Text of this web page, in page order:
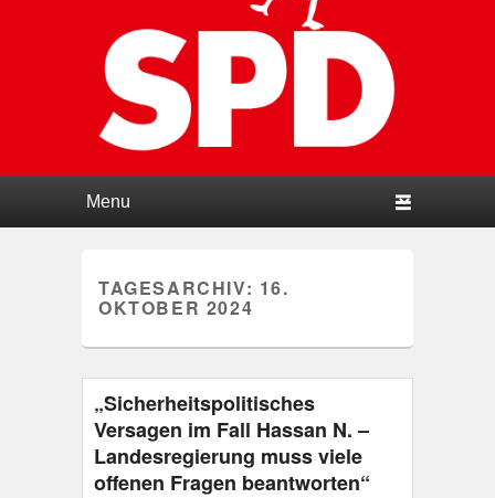
TAGESARCHIV: 16.
OKTOBER 2024
„Sicherheitspolitisches
Versagen im Fall Hassan N. –
Landesregierung muss viele
offenen Fragen beantworten“